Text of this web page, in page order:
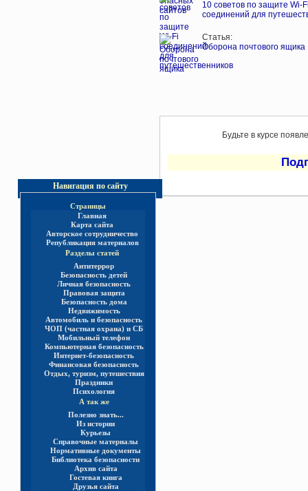
10 советов по защите Wi-
соединений для
Статья:
Оборона почтового ящика
Будьте в курсе
Навигация по сайту
Страницы
Главная
Карта сайта
Авторское сотрудничество
Републикация материалов
Разделы статей
Антитеррор
Безопасность детей
Личная безопасность
Правовая защита
Безопасность дома
Недвижимость
Автомобиль и безопасность
ЧОП (частная охрана) и СБ
Мобильный телефон
Компьютерная безопасность
Интернет-безопасность
Финансовая безопасность
Отдых, туризм, путешествия
Праздники
Психология
А так же
Полезно знать...
Из истории
Курьезы
Справочные материалы
Нормативные документы
Библиотека безопасности
Архив сайта
Гостевая книга
Друзья сайта